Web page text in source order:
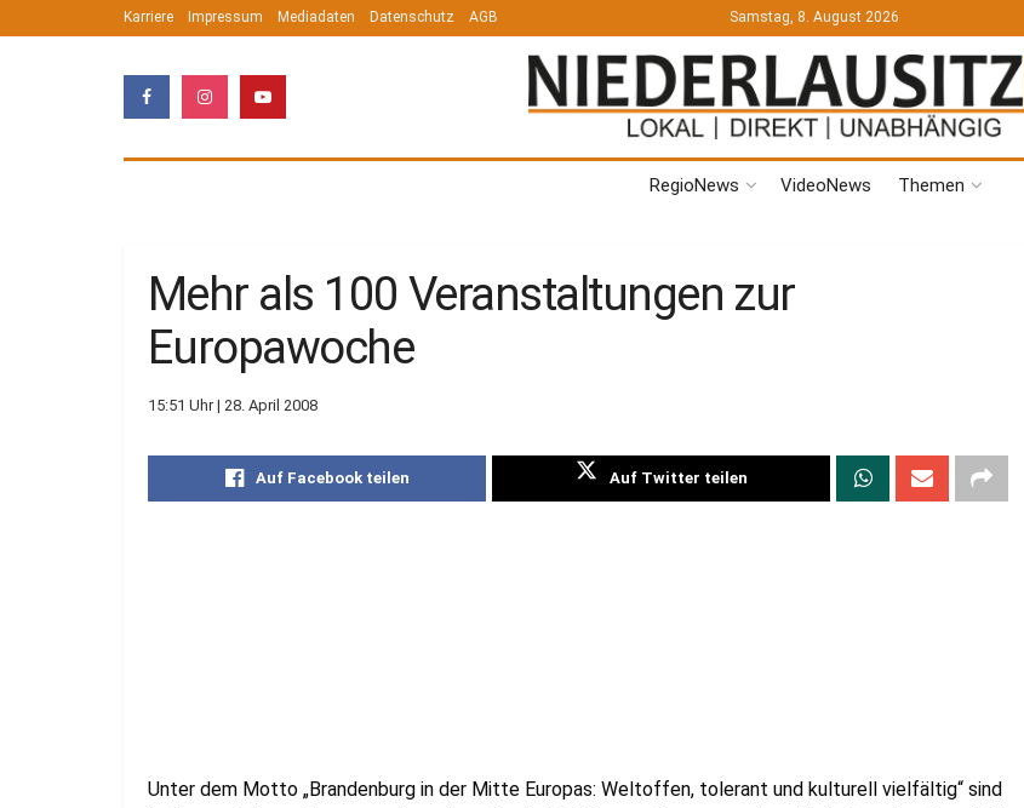
Karriere Impressum Mediadaten Datenschutz AGB Samstag, 8. August 2026
RegioNews VideoNews Themen
Mehr als 100 Veranstaltungen zur
Europawoche
15:51 Uhr | 28. April 2008
Auf Facebook teilen Auf Twitter teilen
Unter dem Motto „Brandenburg in der Mitte Europas: Weltoffen, tolerant und kulturell vielfältig“ sind